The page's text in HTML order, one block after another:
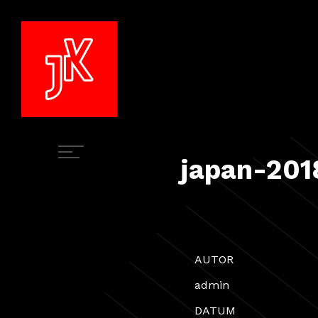
japan-
AUTOR
admin
DATUM